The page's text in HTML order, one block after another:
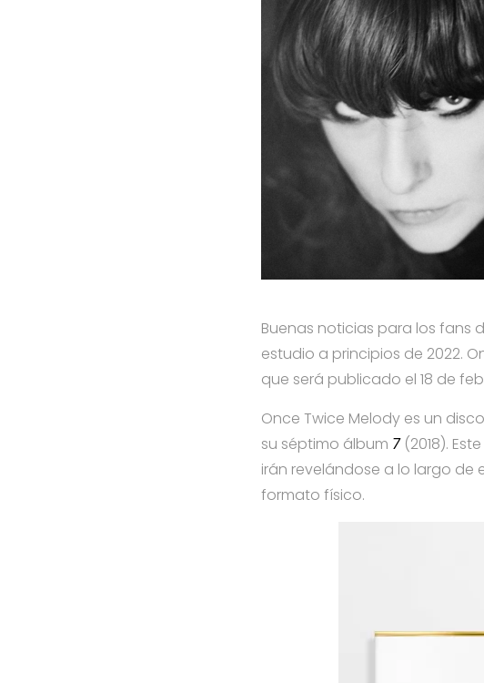
Buenas noticias para los fans
estudio a principios de 2022.
que será publicado el 18 de
Once Twice Melody es un
su séptimo álbum 7(2018).
irán revelándose a lo largo de
formato físico.